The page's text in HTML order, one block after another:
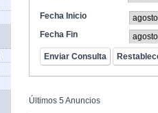
Fecha Inicio
Fecha Fin
Últimos 5 Anuncios